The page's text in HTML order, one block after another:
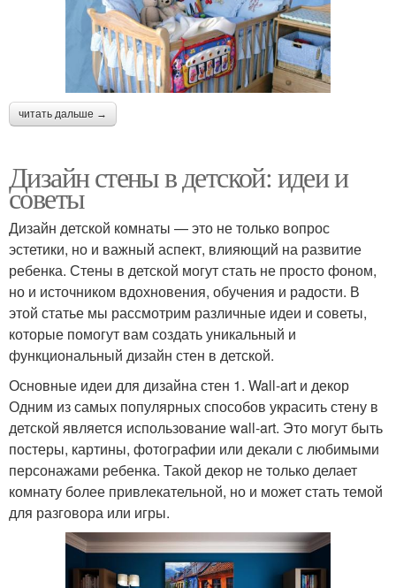
читать дальше →
Дизайн стены в детской: идеи и
советы
Дизайн детской комнаты — это не только вопрос
эстетики, но и важный аспект, влияющий на развитие
ребенка. Стены в детской могут стать не просто фоном,
но и источником вдохновения, обучения и радости. В
этой статье мы рассмотрим различные идеи и советы,
которые помогут вам создать уникальный и
функциональный дизайн стен в детской.
Основные идеи для дизайна стен 1. Wall-art и декор
Одним из самых популярных способов украсить стену в
детской является использование wall-art. Это могут быть
постеры, картины, фотографии или декали с любимыми
персонажами ребенка. Такой декор не только делает
комнату более привлекательной, но и может стать темой
для разговора или игры.